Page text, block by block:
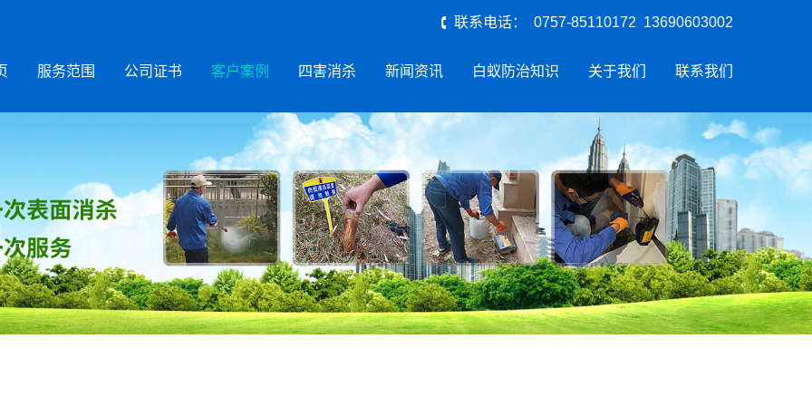
联系电话： 0757-85110172 13690603002
服务范围 公司证书 客户案例 四害消杀 新闻资讯 白蚁防治知识 关于我们 联系我们